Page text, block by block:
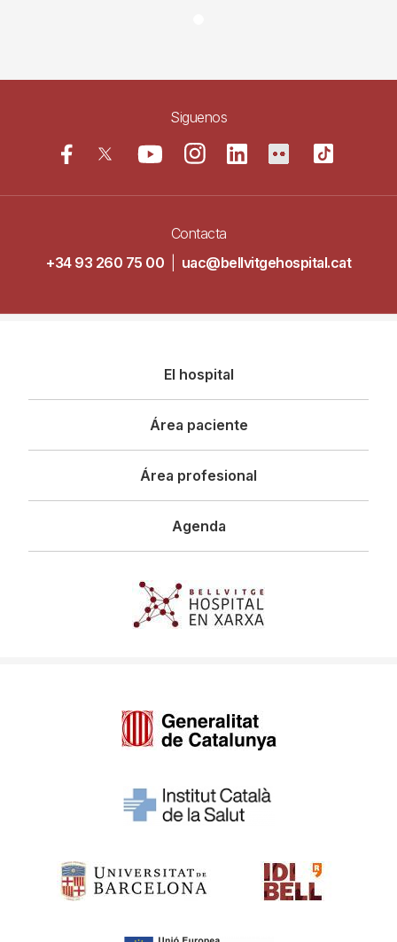
Siguenos
Contacta
+34 93 260 75 00
uac@bellvitgehospital.cat
principal
El hospital
Área paciente
Área profesional
Agenda